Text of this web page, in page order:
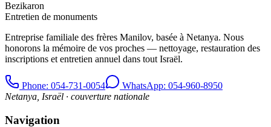
Bezikaron
Entretien de monuments
Entreprise familiale des frères Manilov, basée à Netanya. Nous
honorons la mémoire de vos proches — nettoyage, restauration des
inscriptions et entretien annuel dans tout Israël.
Phone: 054-731-0054
WhatsApp: 054-960-8950
Netanya, Israël · couverture nationale
Navigation